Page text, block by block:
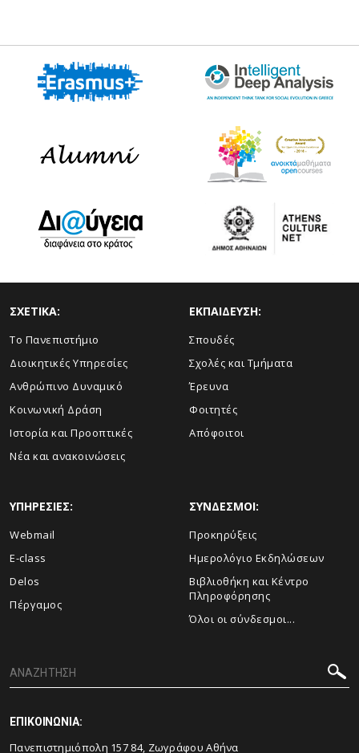
ΣΧΕΤΙΚΑ:
Το Πανεπιστήμιο
Διοικητικές Υπηρεσίες
Ανθρώπινο Δυναμικό
Κοινωνική Δράση
Ιστορία και Προοπτικές
Νέα και ανακοινώσεις
ΕΚΠΑΙΔΕΥΣΗ:
Σπουδές
Σχολές και Τμήματα
Έρευνα
Φοιτητές
Απόφοιτοι
ΥΠΗΡΕΣΙΕΣ:
Webmail
E-class
Delos
Πέργαμος
ΣΥΝΔΕΣΜΟΙ:
Προκηρύξεις
Ημερολόγιο Εκδηλώσεων
Βιβλιοθήκη και Κέντρο
Πληροφόρησης
Όλοι οι σύνδεσμοι...
ΕΠΙΚΟΙΝΩΝΙΑ:
Πανεπιστημιόπολη 157 84, Ζωγράφου Αθήνα